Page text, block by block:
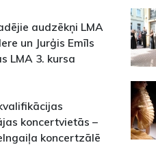
audzēkņi LMA
un Jurģis Emīls
LMA 3. kursa
koncertvietās –
koncertzālē